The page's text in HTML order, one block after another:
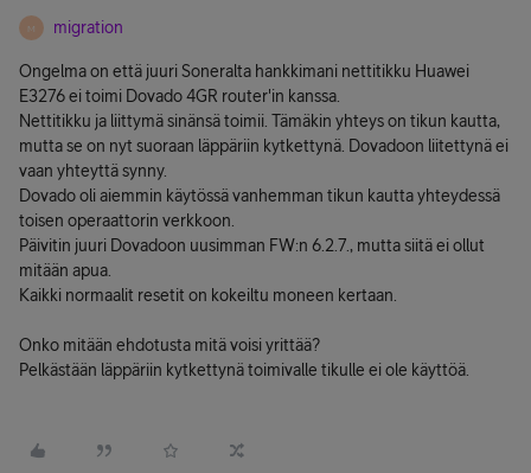
M migration
Ongelma on että juuri Soneralta hankkimani nettitikku Huawei
E3276 ei toimi Dovado 4GR router'in kanssa.
Nettitikku ja liittymä sinänsä toimii. Tämäkin yhteys on tikun kautta,
mutta se on nyt suoraan läppäriin kytkettynä. Dovadoon liitettynä ei
vaan yhteyttä synny.
Dovado oli aiemmin käytössä vanhemman tikun kautta yhteydessä
toisen operaattorin verkkoon.
Päivitin juuri Dovadoon uusimman FW:n 6.2.7., mutta siitä ei ollut
mitään apua.
Kaikki normaalit resetit on kokeiltu moneen kertaan.
Onko mitään ehdotusta mitä voisi yrittää?
Pelkästään läppäriin kytkettynä toimivalle tikulle ei ole käyttöä.